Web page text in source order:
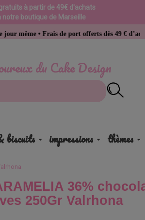
à partir de 49€ d'achats
notre boutique de Marseille
du Cake Design
Frais de port offerts dès 49 € d’achat
biscuits impressions thèmes
36%
250Gr Valrhona